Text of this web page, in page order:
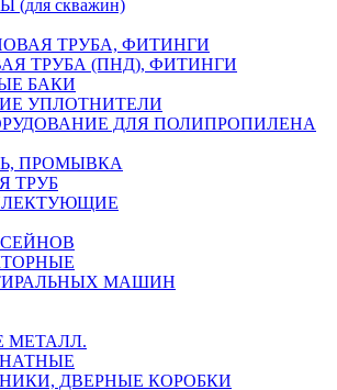
скважин)
ТРУБА, ФИТИНГИ
ТРУБА (ПНД), ФИТИНГИ
БАКИ
УПЛОТНИТЕЛИ
ДЛЯ ПОЛИПРОПИЛЕНА
ПРОМЫВКА
ТРУБ
МАШИН
МЕТАЛЛ.
ДВЕРНЫЕ КОРОБКИ